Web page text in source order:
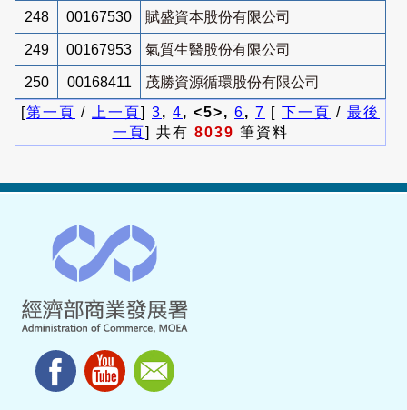
248 00167530 賦盛資本股份有限公司
249 00167953 氣質生醫股份有限公司
250 00168411
茂勝資源循環股份有限公司
[第一頁 / 上一頁] 3, 4, <5>, 6, 7 [ 下一頁 / 最後
一頁] 共有 8039 筆資料